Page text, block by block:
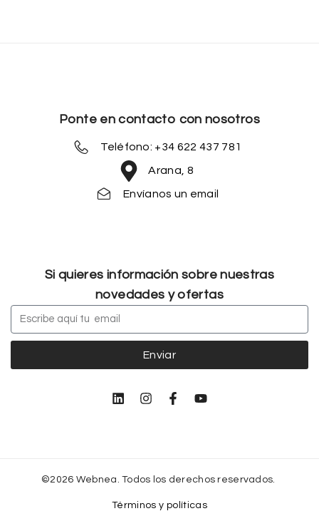
Ponte en contacto con nosotros
Teléfono: +34 622 437 781
Arana, 8
Envíanos un email
Si quieres información sobre nuestras
novedades y ofertas
Enviar
©2026 Webnea. Todos los derechos reservados.
Términos y políticas